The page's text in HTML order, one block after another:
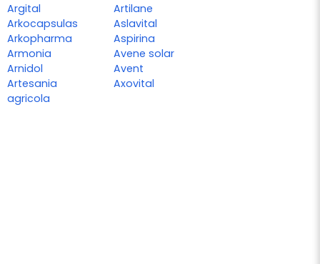
Argital
Arkocapsulas
Arkopharma
Armonia
Arnidol
Artesania
agricola
Artilane
Aslavital
Aspirina
Avene solar
Avent
Axovital